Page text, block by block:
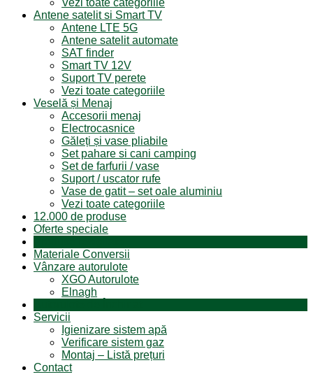
Vezi toate categoriile
Antene satelit si Smart TV
Antene LTE 5G
Antene satelit automate
SAT finder
Smart TV 12V
Suport TV perete
Vezi toate categoriile
Veselă și Menaj
Accesorii menaj
Electrocasnice
Găleți și vase pliabile
Set pahare si cani camping
Set de farfurii / vase
Suport / uscator rufe
Vase de gatit – set oale aluminiu
Vezi toate categoriile
12.000 de produse
Oferte speciale
Materiale Conversii
Vânzare autorulote
XGO Autorulote
Elnagh
Servicii
Igienizare sistem apă
Verificare sistem gaz
Montaj – Listă prețuri
Contact